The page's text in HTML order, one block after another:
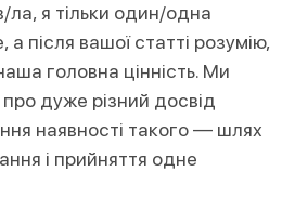
ла, я тільки один/одна
після вашої статті розумію,
головна цінність. Ми
дуже різний досвід
наявності такого — шлях
і прийняття одне